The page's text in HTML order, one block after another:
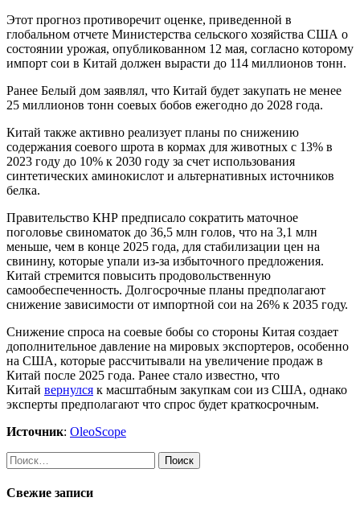
Этот прогноз противоречит оценке, приведенной в
глобальном отчете Министерства сельского хозяйства США о
состоянии урожая, опубликованном 12 мая, согласно которому
импорт сои в Китай должен вырасти до 114 миллионов тонн.
Ранее Белый дом заявлял, что Китай будет закупать не менее
25 миллионов тонн соевых бобов ежегодно до 2028 года.
Китай также активно реализует планы по снижению
содержания соевого шрота в кормах для животных с 13% в
2023 году до 10% к 2030 году за счет использования
синтетических аминокислот и альтернативных источников
белка.
Правительство КНР предписало сократить маточное
поголовье свиноматок до 36,5 млн голов, что на 3,1 млн
меньше, чем в конце 2025 года, для стабилизации цен на
свинину, которые упали из-за избыточного предложения.
Китай стремится повысить продовольственную
самообеспеченность. Долгосрочные планы предполагают
снижение зависимости от импортной сои на 26% к 2035 году.
Снижение спроса на соевые бобы со стороны Китая создает
дополнительное давление на мировых экспортеров, особенно
на США, которые рассчитывали на увеличение продаж в
Китай после 2025 года. Ранее стало известно, что
Китай вернулся к масштабным закупкам сои из США, однако
эксперты предполагают что спрос будет краткосрочным.
Источник: OleoScope
Найти:
Свежие записи